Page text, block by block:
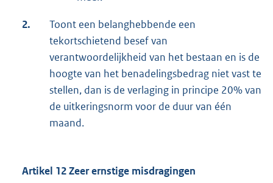
2.
Toont een belanghebbende een
tekortschietend besef van
verantwoordelijkheid van het bestaan en is de
hoogte van het benadelingsbedrag niet vast te
stellen, dan is de verlaging in principe 20% van
de uitkeringsnorm voor de duur van één
maand.
Artikel 12Zeer ernstige misdragingen